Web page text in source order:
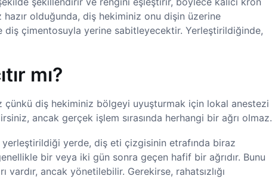
olduğunda, diş hekiminiz onu dişin üzerine
çimentosuyla yerine sabitleyecektir. Yerleştirildiğinde,
mı?
çünkü diş hekiminiz bölgeyi uyuşturmak için lokal anestezi
ancak gerçek işlem sırasında herhangi bir ağrı olmaz.
yerde, diş eti çizgisinin etrafında biraz
bir veya iki gün sonra geçen hafif bir ağrıdır. Bunu
ancak yönetilebilir. Gerekirse, rahatsızlığı